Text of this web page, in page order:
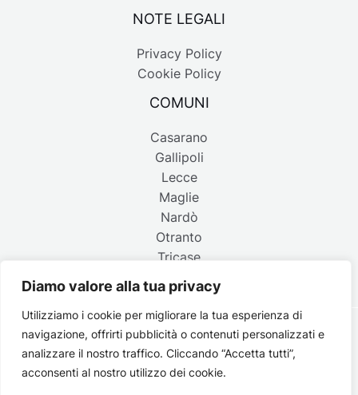
Diamo valore alla tua privacy
Utilizziamo i cookie per migliorare la tua esperienza di
navigazione, offrirti pubblicità o contenuti personalizzati e
analizzare il nostro traffico. Cliccando “Accetta tutti”,
acconsenti al nostro utilizzo dei cookie.
NOTE LEGALI
Privacy Policy
Cookie Policy
COMUNI
Casarano
Gallipoli
Lecce
Maglie
Nardò
Otranto
Tricase
Copyright © 2026 Belpaese | Periodico d'informazione del
Salento - P.IVA 4637850753 - Testata registrata il 18 gennaio